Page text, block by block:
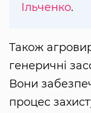
Ільченко.
Також
генеричні
Вони
процес